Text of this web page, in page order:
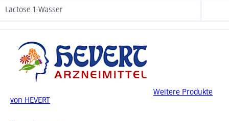
Lactose 1-Wasser
Weitere Produkte
von HEVERT